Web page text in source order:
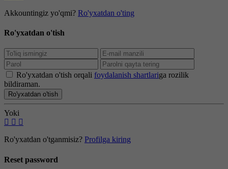
Akkountingiz yo'qmi? Ro'yxatdan o'ting
Ro'yxatdan o'tish
Ro'yxatdan o'tish orqali foydalanish shartlariga rozilik
bildiraman.
Ro'yxatdan o'tish
Yoki
Ro'yxatdan o'tganmisiz? Profilga kiring
Reset password